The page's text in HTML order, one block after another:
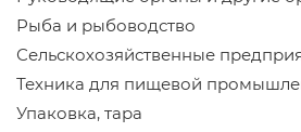
Рыба и рыбоводство
Сельскохозяйственные
Техника для пищевой
Упаковка, тара